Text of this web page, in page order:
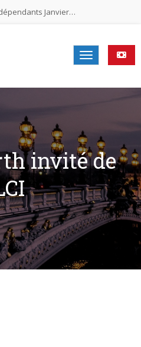
Janvier…
Novembre…
Juin…
MUNICIPALES 2026
N°2-2026
invité de